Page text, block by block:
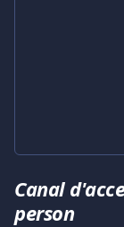
Canal
person